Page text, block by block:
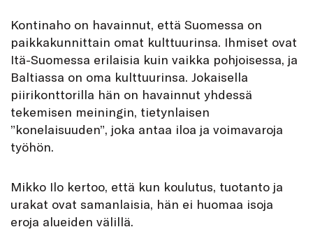
Kontinaho on havainnut, että Suomessa on
paikkakunnittain omat kulttuurinsa. Ihmiset ovat
Itä-Suomessa erilaisia kuin vaikka pohjoisessa, ja
Baltiassa on oma kulttuurinsa. Jokaisella
piirikonttorilla hän on havainnut yhdessä
tekemisen meiningin, tietynlaisen
”konelaisuuden”, joka antaa iloa ja voimavaroja
työhön.
Mikko Ilo kertoo, että kun koulutus, tuotanto ja
urakat ovat samanlaisia, hän ei huomaa isoja
eroja alueiden välillä.